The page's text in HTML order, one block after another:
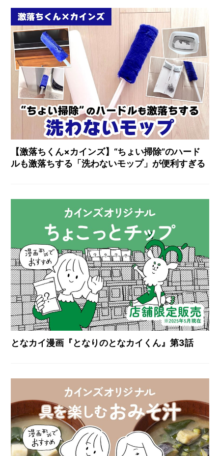
【激落ちくん×カインズ】“ちょい掃除”のハード
ルも激落ちする「洗わないモップ」が便利すぎる
となカイ漫画『となりのとなカイくん』第3話